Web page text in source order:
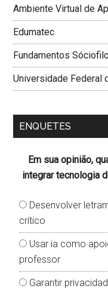
Ambiente Virtual de
Edumatec
Fundamentos
Universidade Federal
ENQUETES
Em sua opinião,
integrar tecnologia
Desenvolver
crítico
Usar ia como
professor
Garantir